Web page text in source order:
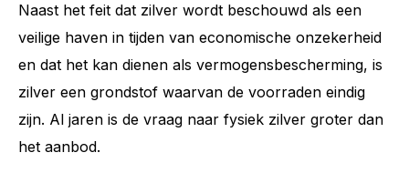
Naast het feit dat zilver wordt beschouwd als een
veilige haven in tijden van economische onzekerheid
en dat het kan dienen als vermogensbescherming, is
zilver een grondstof waarvan de voorraden eindig
zijn. Al jaren is de vraag naar fysiek zilver groter dan
het aanbod.